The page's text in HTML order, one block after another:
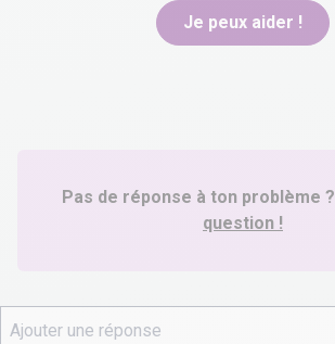
Je peux aider !
Pas de réponse à ton problème ?
question !